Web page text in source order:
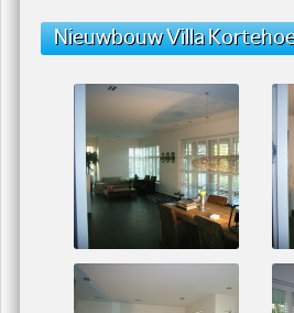
Nieuwbouw Villa Kortehoef